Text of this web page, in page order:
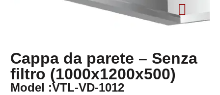
Cappa da parete – Senza
filtro (1000x1200x500)
Model :VTL-VD-1012